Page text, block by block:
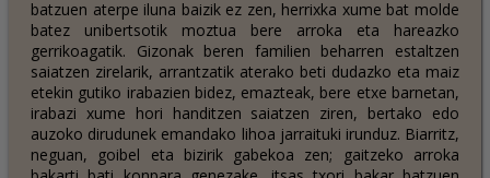
batzuen aterpe iluna baizik ez zen, herrixka xume bat molde
batez unibertsotik moztua bere arroka eta hareazko
gerrikoagatik. Gizonak beren familien beharren estaltzen
saiatzen zirelarik, arrantzatik aterako beti dudazko eta maiz
etekin gutiko irabazien bidez, emazteak, bere etxe barnetan,
irabazi xume hori handitzen saiatzen ziren, bertako edo
auzoko dirudunek emandako lihoa jarraituki irunduz. Biarritz,
neguan, goibel eta bizirik gabekoa zen; gaitzeko arroka